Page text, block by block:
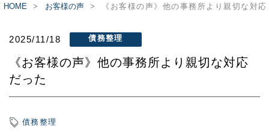
HOME お客様の声 《お客様の声》他の事務所より親切な対
2025/11/18 債務整理
《お客様の声》他の事務所より親切な対応
だった
債務整理